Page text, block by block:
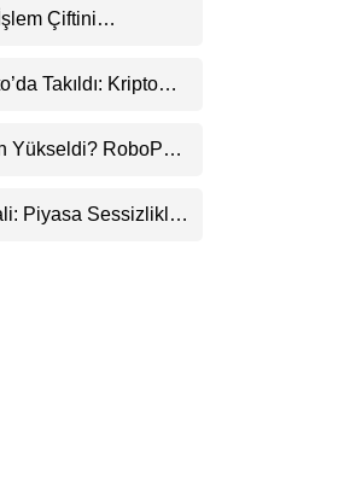
LinkedIn
Telegram
Çiftini
Takıldı: Kripto
Yükseldi? RoboPay
Piyasa Sessizlikle